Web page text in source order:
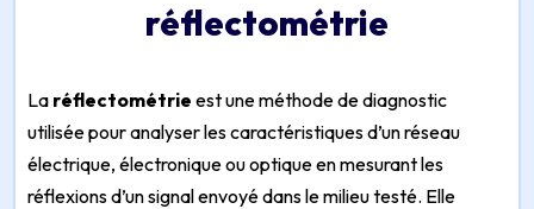
réflectométrie
La réflectométrie est une méthode de diagnostic
utilisée pour analyser les caractéristiques d’un réseau
électrique, électronique ou optique en mesurant les
réflexions d’un signal envoyé dans le milieu testé. Elle